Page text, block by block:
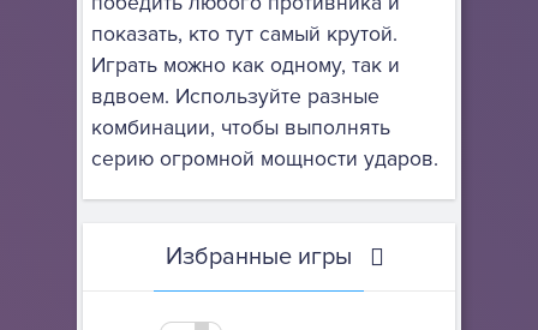
показать, кто тут самый крутой.
Играть можно как одному, так и
вдвоем. Используйте разные
комбинации, чтобы выполнять
серию огромной мощности ударов.
Избранные игры